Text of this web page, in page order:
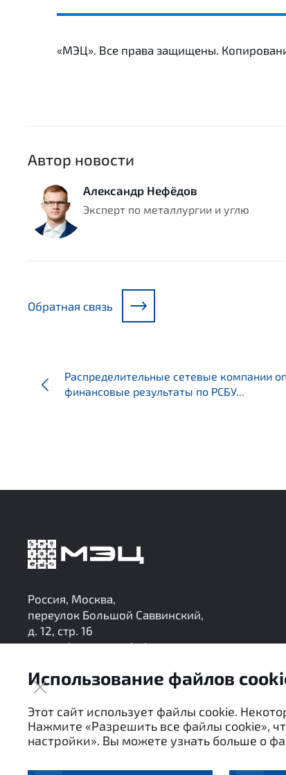
«МЭЦ». Все права защищены.
Автор новости
Александр Нефёдов
Эксперт по металлургии и углю
Обратная связь
Распределительные сетевые компании
финансовые результаты по РСБУ...
Россия, Москва,
переулок Большой Саввинский,
д. 12, стр. 16
research@mec-analytics.ru
посредством цитирования или ссылки в
Использование файлов
Этот сайт использует файлы cookie.
Нажмите «Разрешить все файлы cookie»,
настройки». Вы можете узнать больше о